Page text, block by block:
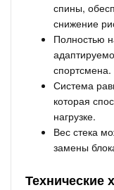
спины,
снижение
Полностью
спортсмена.
Система
которая
нагрузке.
Вес стека
замены
Технические